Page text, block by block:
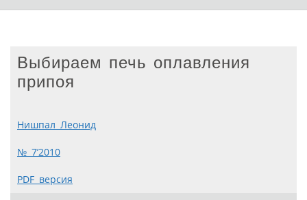
Выбираем печь оплавления
припоя
Нишпал Леонид
№ 7’2010
PDF версия